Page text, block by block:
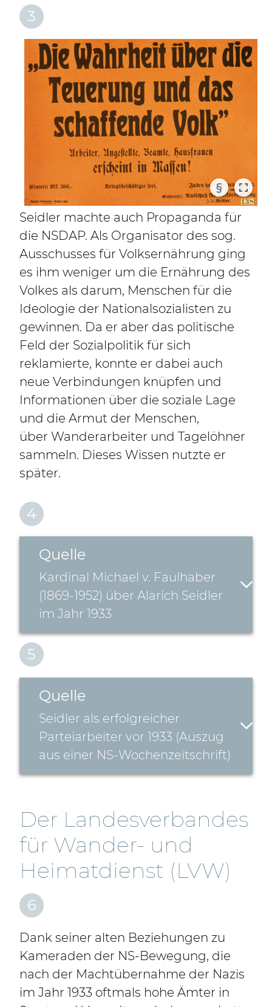
3
§
Seidler machte auch Propaganda für
die NSDAP. Als Organisator des sog.
Ausschusses für Volksernährung ging
es ihm weniger um die Ernährung des
Volkes als darum, Menschen für die
Ideologie der Nationalsozialisten zu
gewinnen. Da er aber das politische
Feld der Sozialpolitik für sich
reklamierte, konnte er dabei auch
neue Verbindungen knüpfen und
Informationen über die soziale Lage
und die Armut der Menschen,
über Wanderarbeiter und Tagelöhner
sammeln. Dieses Wissen nutzte er
später.
4
Quelle
Kardinal Michael v. Faulhaber
(1869-1952) über Alarich Seidler
im Jahr 1933
5
Quelle
Seidler als erfolgreicher
Parteiarbeiter vor 1933 (Auszug
aus einer NS-Wochenzeitschrift)
Der Landesverbandes
für Wander- und
Heimatdienst (LVW)
6
Dank seiner alten Beziehungen zu
Kameraden der NS-Bewegung, die
nach der Machtübernahme der Nazis
im Jahr 1933 oftmals hohe Ämter in